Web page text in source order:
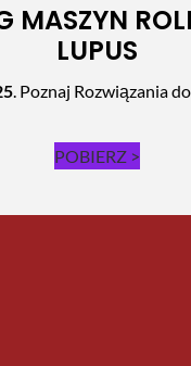
MASZYN
LUPUS
. Poznaj Rozwiązania
POBIERZ >